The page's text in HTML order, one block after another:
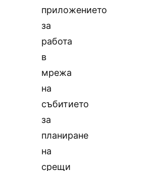
приложението
за
работа
в
мрежа
на
събитието
за
планиране
на
срещи